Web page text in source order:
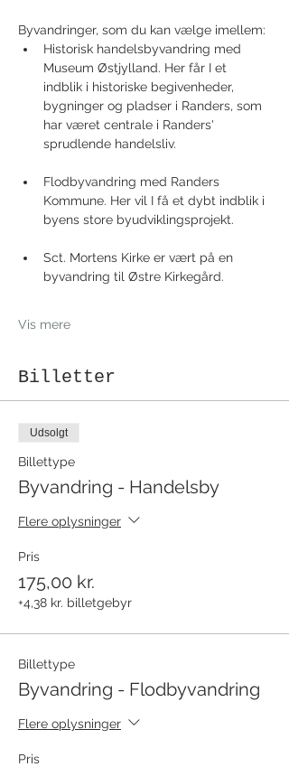
Byvandringer, som du kan vælge imellem:
Historisk handelsbyvandring med
Museum Østjylland. Her får I et
indblik i historiske begivenheder,
bygninger og pladser i Randers, som
har været centrale i Randers'
sprudlende handelsliv.
Flodbyvandring med Randers
Kommune. Her vil I få et dybt indblik i
byens store byudviklingsprojekt.
Sct. Mortens Kirke er vært på en
byvandring til Østre Kirkegård.
Vis mere
Billetter
Udsolgt
Billettype
Byvandring - Handelsby
Flere oplysninger
Pris
175,00 kr.
+4,38 kr. billetgebyr
Billettype
Byvandring - Flodbyvandring
Flere oplysninger
Pris